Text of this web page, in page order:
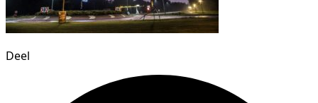
Deel